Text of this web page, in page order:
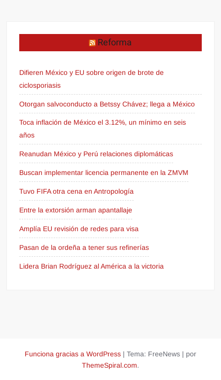
Reforma
Difieren México y EU sobre origen de brote de
ciclosporiasis
Otorgan salvoconducto a Betssy Chávez; llega a México
Toca inflación de México el 3.12%, un mínimo en seis
años
Reanudan México y Perú relaciones diplomáticas
Buscan implementar licencia permanente en la ZMVM
Tuvo FIFA otra cena en Antropología
Entre la extorsión arman apantallaje
Amplía EU revisión de redes para visa
Pasan de la ordeña a tener sus refinerías
Lidera Brian Rodríguez al América a la victoria
Funciona gracias a WordPress | Tema: FreeNews | por
ThemeSpiral.com.